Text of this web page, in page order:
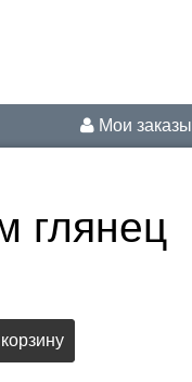
Мои заказы
глянец